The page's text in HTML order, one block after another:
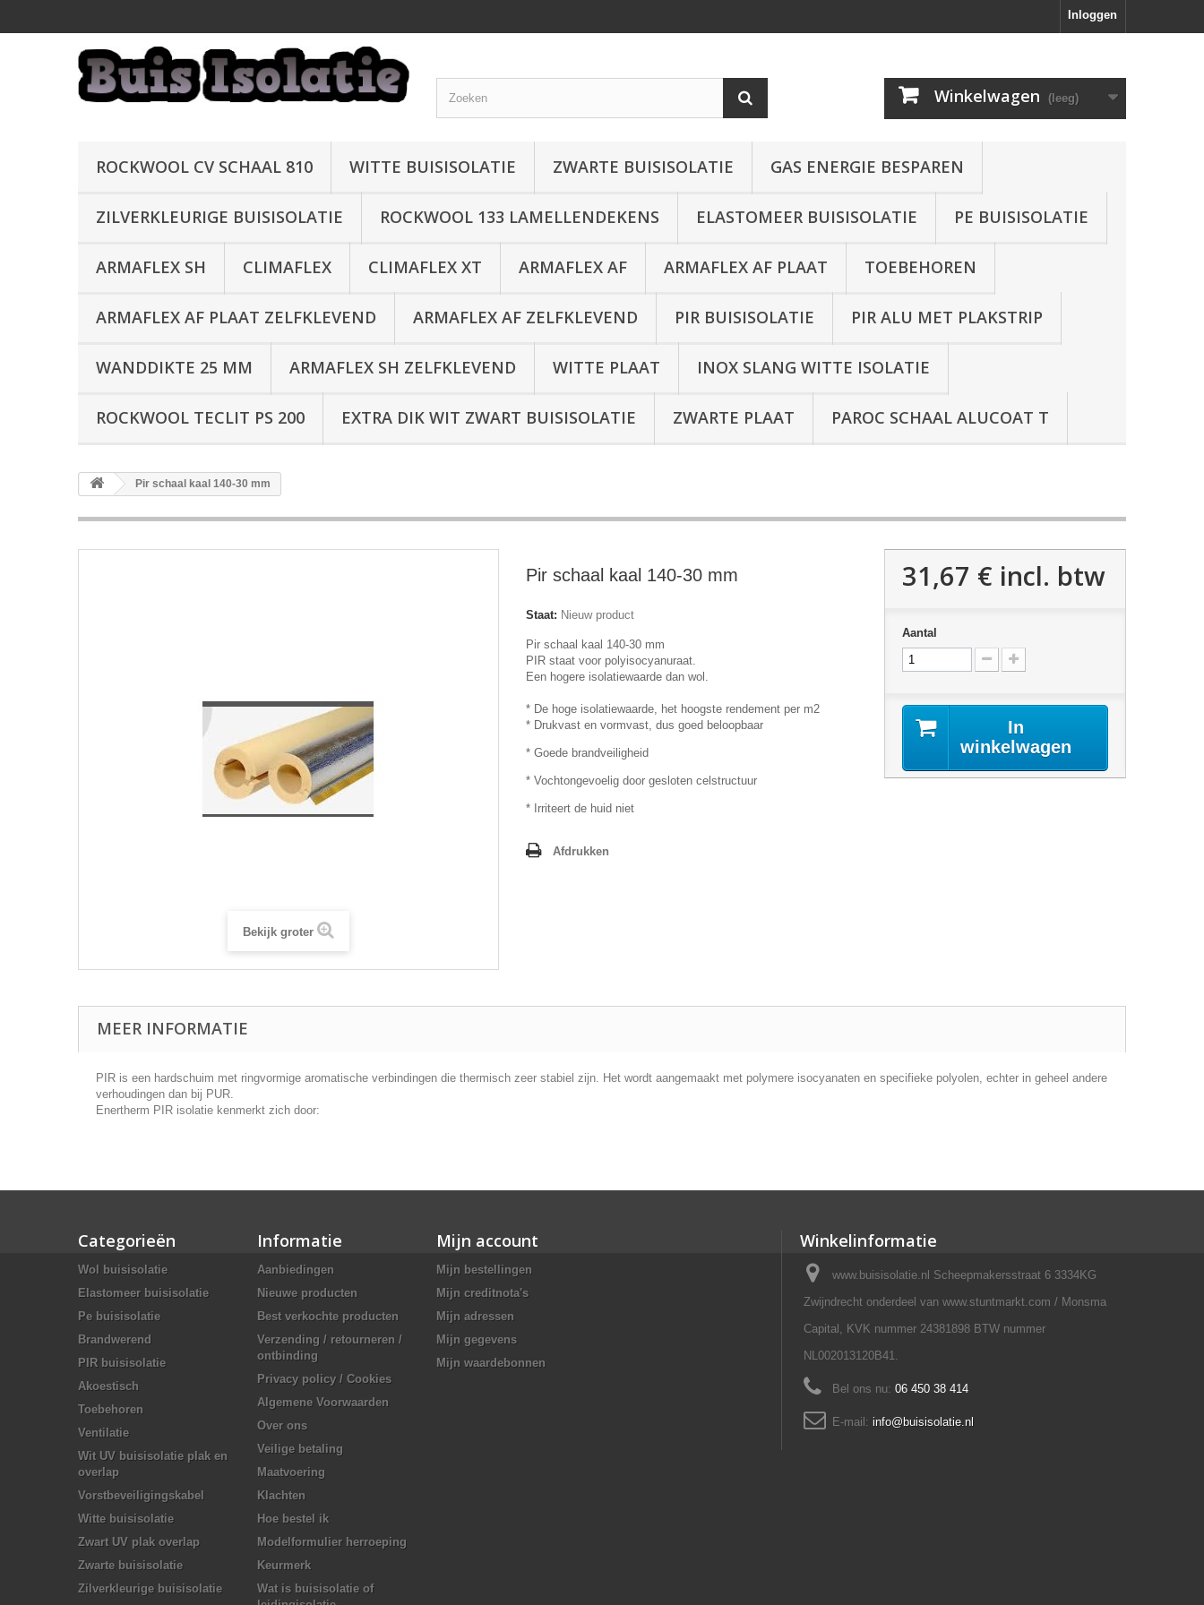
Inloggen
Winkelwagen (leeg)
ROCKWOOL CV SCHAAL 810 WITTE BUISISOLATIE ZWARTE BUISISOLATIE GAS ENERGIE BESPAREN
ZILVERKLEURIGE BUISISOLATIE ROCKWOOL 133 LAMELLENDEKENS ELASTOMEER BUISISOLATIE PE BUISISOLATIE
ARMAFLEX SH CLIMAFLEX CLIMAFLEX XT ARMAFLEX AF ARMAFLEX AF PLAAT TOEBEHOREN
ARMAFLEX AF PLAAT ZELFKLEVEND ARMAFLEX AF ZELFKLEVEND PIR BUISISOLATIE PIR ALU MET PLAKSTRIP
WANDDIKTE 25 MM ARMAFLEX SH ZELFKLEVEND WITTE PLAAT INOX SLANG WITTE ISOLATIE
ROCKWOOL TECLIT PS 200 EXTRA DIK WIT ZWART BUISISOLATIE ZWARTE PLAAT PAROC SCHAAL ALUCOAT T
Pir schaal kaal 140-30 mm
Bekijk groter
Pir schaal kaal 140-30 mm
Staat: Nieuw product
Pir schaal kaal 140-30 mm
PIR staat voor polyisocyanuraat.
Een hogere isolatiewaarde dan wol.
* De hoge isolatiewaarde, het hoogste rendement per m2
* Drukvast en vormvast, dus goed beloopbaar
* Goede brandveiligheid
* Vochtongevoelig door gesloten celstructuur
* Irriteert de huid niet
Afdrukken
31,67 € incl. btw
Aantal
In
winkelwagen
MEER INFORMATIE
PIR is een hardschuim met ringvormige aromatische verbindingen die thermisch zeer stabiel zijn. Het wordt aangemaakt met polymere isocyanaten en specifieke polyolen, echter in geheel andere
verhoudingen dan bij PUR.
Enertherm PIR isolatie kenmerkt zich door:
Categorieën
Wol buisisolatie
Elastomeer buisisolatie
Pe buisisolatie
Brandwerend
PIR buisisolatie
Akoestisch
Toebehoren
Ventilatie
Wit UV buisisolatie plak en
overlap
Vorstbeveiligingskabel
Witte buisisolatie
Zwart UV plak overlap
Zwarte buisisolatie
Zilverkleurige buisisolatie
Informatie
Aanbiedingen
Nieuwe producten
Best verkochte producten
Verzending / retourneren /
ontbinding
Privacy policy / Cookies
Algemene Voorwaarden
Over ons
Veilige betaling
Maatvoering
Klachten
Hoe bestel ik
Modelformulier herroeping
Keurmerk
Wat is buisisolatie of
Mijn account
Mijn bestellingen
Mijn creditnota's
Mijn adressen
Mijn gegevens
Mijn waardebonnen
Winkelinformatie
www.buisisolatie.nl Scheepmakersstraat 6 3334KG
Zwijndrecht onderdeel van www.stuntmarkt.com / Monsma
Capital, KVK nummer 24381898 BTW nummer
NL002013120B41.
Bel ons nu: 06 450 38 414
E-mail: info@buisisolatie.nl